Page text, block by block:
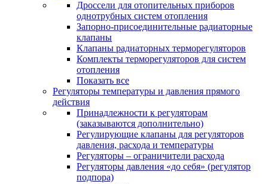
Дроссели для отопительных приборов
однотрубных систем отопления
Запорно-присоединительные радиаторные
клапаны
Клапаны радиаторных терморегуляторов
Комплекты терморегуляторов для систем
отопления
Показать все
Регуляторы температуры и давления прямого
действия
Принадлежности к регуляторам
(заказываются дополнительно)
Регулирующие клапаны для регуляторов
давления, расхода и температуры
Регуляторы – ограничители расхода
Регуляторы давления «до себя» (регулятор
подпора)